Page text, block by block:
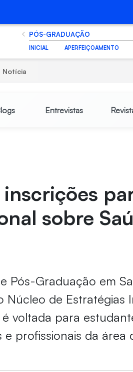
PÓS-GRADUAÇÃO
INICIAL APERFEIÇOAMENTO
Notícia
Entrevistas
sobre
Pós-Graduação em
Núcleo de Estratégias
voltada para
profissionais da área